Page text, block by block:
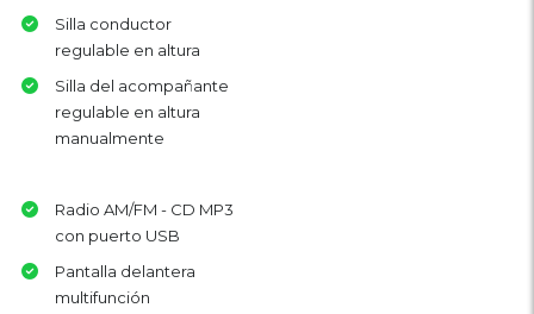
Silla conductor
regulable en altura
Silla del acompañante
regulable en altura
manualmente
Radio AM/FM - CD MP3
con puerto USB
Pantalla delantera
multifunción